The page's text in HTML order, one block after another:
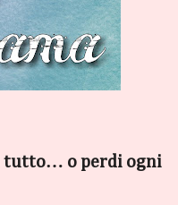
tutto… o perdi ogni